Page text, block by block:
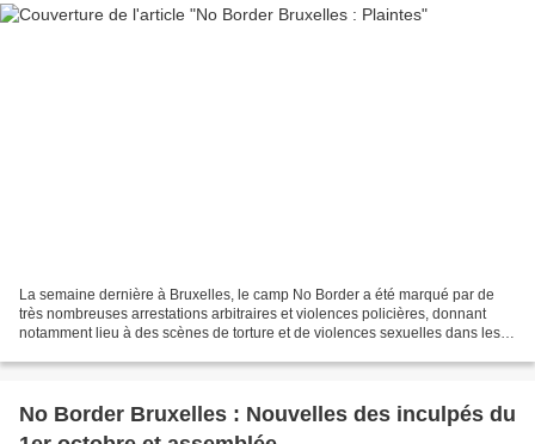
La semaine dernière à Bruxelles, le camp No Border a été marqué par de
très nombreuses arrestations arbitraires et violences policières, donnant
notamment lieu à des scènes de torture et de violences sexuelles dans les
No Border Bruxelles : Nouvelles des inculpés du